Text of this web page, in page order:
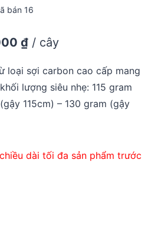
bán 16
₫.
₫Current
is:
1.715.000 ₫.
/ cây
loại sợi carbon cao cấp mang
lượng siêu nhẹ: 115 gram
115cm) – 130 gram (gậy
dài tối đa sản phẩm trước